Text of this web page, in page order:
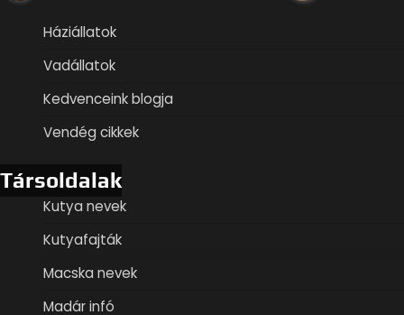
Háziállatok
Vadállatok
Kedvenceink blogja
Vendég cikkek
Társoldalak
Kutya nevek
Kutyafajták
Macska nevek
Madár infó